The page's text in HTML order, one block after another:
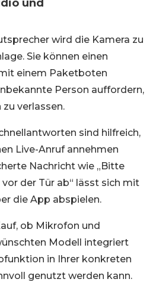
und
wird die Kamera zu
Sie können einen
einem Paketboten
Person auffordern,
verlassen.
sind hilfreich,
Live-Anruf annehmen
Nachricht wie „Bitte
der Tür ab“ lässt sich mit
die App abspielen.
ob Mikrofon und
Modell integriert
in Ihrer konkreten
genutzt werden kann.